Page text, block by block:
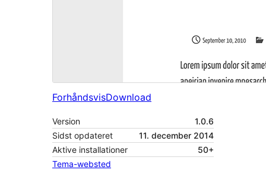
ForhåndsvisDownload
Version
1.0.6
Sidst opdateret
11. december 2014
Aktive installationer
50+
Tema-websted